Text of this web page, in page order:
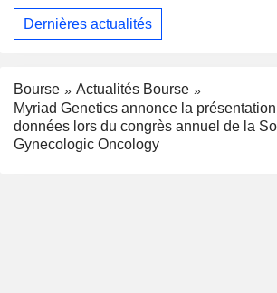
Dernières actualités
Bourse
Actualités Bourse
Myriad Genetics annonce la
données lors du congrès annuel de la
Gynecologic Oncology